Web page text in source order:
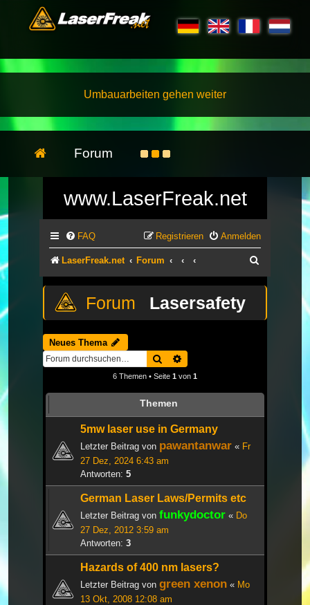
Umbauarbeiten gehen weiter
Forum
www.LaserFreak.net
FAQ Anmelden
Registrieren
LaserFreak.net Forum
Lasersafety
Neues Thema
Suche
6 Themen • Seite 1 von 1
Themen
5mw laser use in Germany
Letzter Beitrag von pawantanwar « Fr
27 Dez, 2024 6:43 am
Antworten: 5
German Laser Laws/Permits etc
Letzter Beitrag von funkydoctor « Do
27 Dez, 2012 3:59 am
Antworten: 3
Hazards of 400 nm lasers?
Letzter Beitrag von green xenon « Mo
13 Okt, 2008 12:08 am